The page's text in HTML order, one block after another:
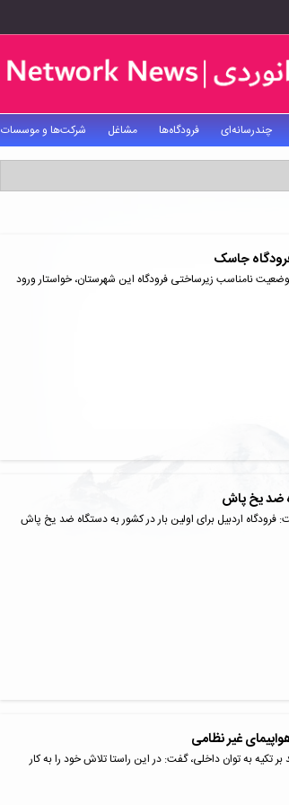
چندرسانه‌ای فرودگاه‌ها مشاغل شرکت‌ها و موسسات
جاسک
نامناسب زیرساختی فرودگاه این شهرستان، خواستار ورود
ضد یخ پاش
فرودگاه اردبیل برای اولین بار در کشور به دستگاه ضد یخ پاش
غیر نظامی
تکیه به توان داخلی، گفت: در این راستا تلاش خود را به کار